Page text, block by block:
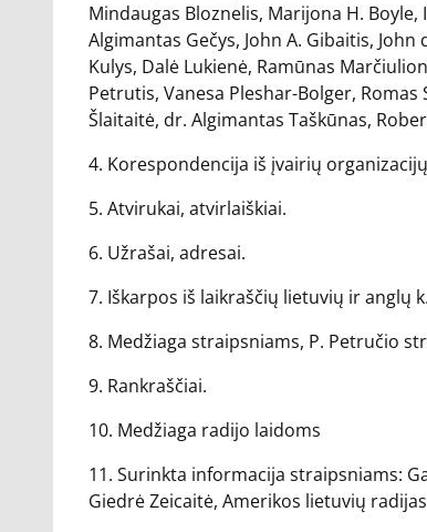
Mindaugas Bloznelis, Marijona H.
Algimantas Gečys, John A. Gibaitis,
Kulys, Dalė Lukienė, Ramūnas
Petrutis, Vanesa Pleshar-Bolger, Romas
Šlaitaitė, dr. Algimantas Taškūnas,
4. Korespondencija iš įvairių
5. Atvirukai, atvirlaiškiai.
6. Užrašai, adresai.
7. Iškarpos iš laikraščių lietuvių ir anglų
8. Medžiaga straipsniams, P. Petručio
9. Rankraščiai.
10. Medžiaga radijo laidoms
11. Surinkta informacija straipsniams:
Giedrė Zeicaitė, Amerikos lietuvių radijas